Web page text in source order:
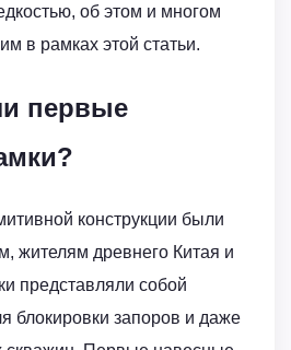
об этом и многом
в рамках этой статьи.
первые
конструкции были
жителям древнего Китая и
представляли собой
блокировки запоров и даже